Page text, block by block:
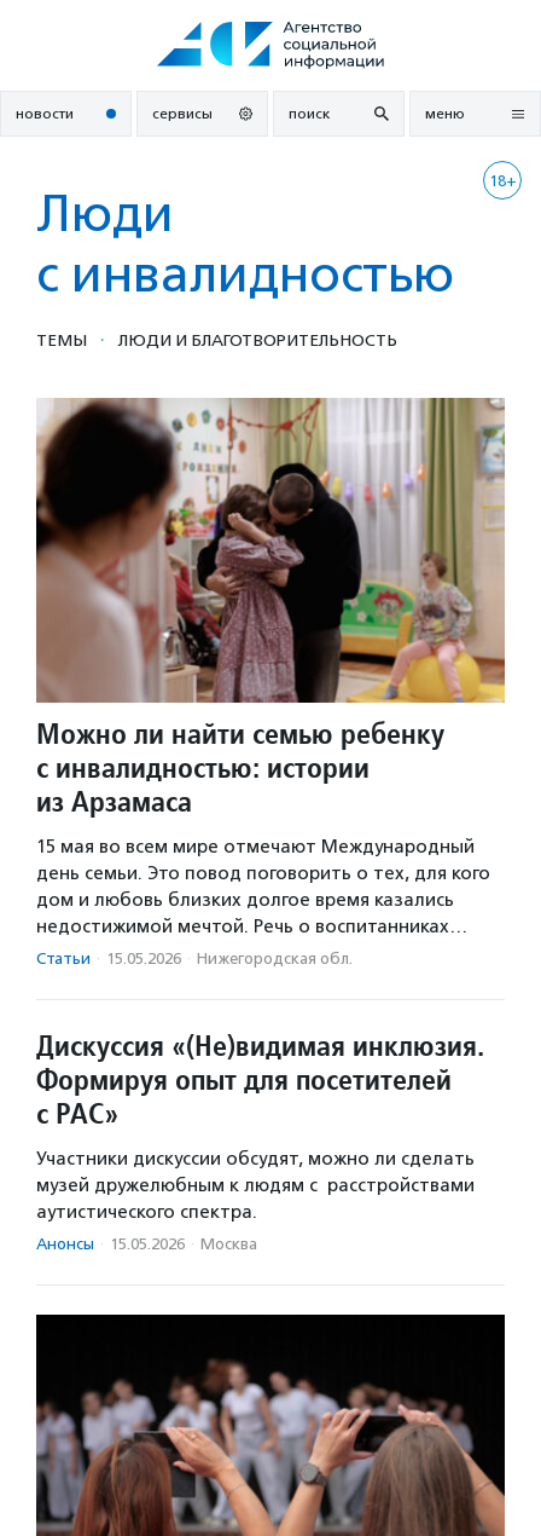
новости сервисы поиск меню
18+
Люди
с инвалидностью
ТЕМЫ · ЛЮДИ И БЛАГОТВОРИ­ТЕЛЬ­НОСТЬ
Можно ли найти семью ребенку
с инвалидностью: истории
из Арзамаса
15 мая во всем мире отмечают Международный
день семьи. Это повод поговорить о тех, для кого
дом и любовь близких долгое время казались
недостижимой мечтой. Речь о воспитанниках…
Статьи · 15.05.2026 · Нижегородская обл.
Дискуссия «(Не)видимая инклюзия.
Формируя опыт для посетителей
с РАС»
Участники дискуссии обсудят, можно ли сделать
музей дружелюбным к людям с расстройствами
аутистического спектра.
Анонсы · 15.05.2026 · Москва